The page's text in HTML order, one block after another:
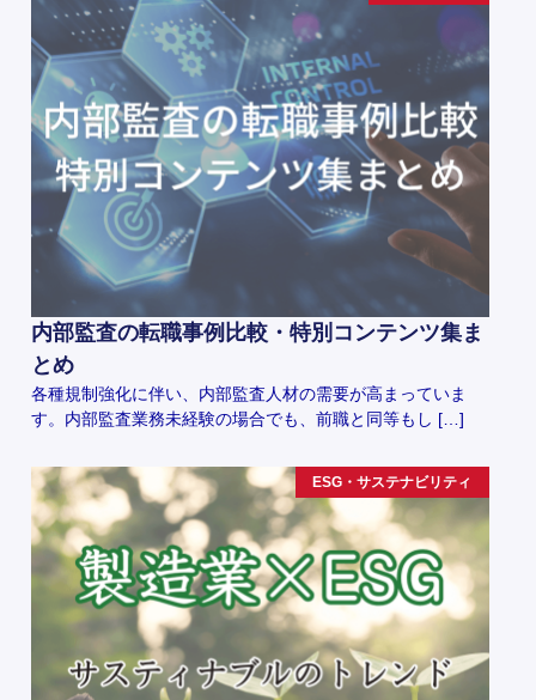
内部監査の転職事例比較・特別コンテンツ集ま
とめ
各種規制強化に伴い、内部監査人材の需要が高まっていま
す。内部監査業務未経験の場合でも、前職と同等もし […]
ESG・サステナビリティ